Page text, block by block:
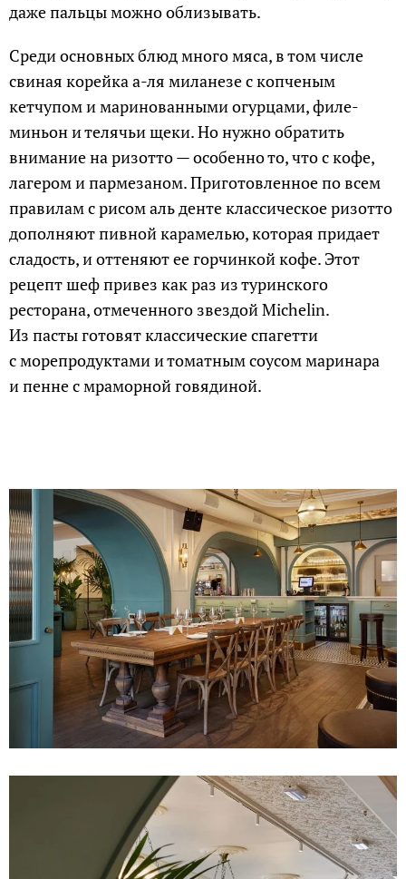
даже пальцы можно облизывать.
Среди основных блюд много мяса, в том числе
свиная корейка а-ля миланезе с копченым
кетчупом и маринованными огурцами, филе-
миньон и телячьи щеки. Но нужно обратить
внимание на ризотто — особенно то, что с кофе,
лагером и пармезаном. Приготовленное по всем
правилам с рисом аль денте классическое ризотто
дополняют пивной карамелью, которая придает
сладость, и оттеняют ее горчинкой кофе. Этот
рецепт шеф привез как раз из туринского
ресторана, отмеченного звездой Michelin.
Из пасты готовят классические спагетти
с морепродуктами и томатным соусом маринара
и пенне с мраморной говядиной.